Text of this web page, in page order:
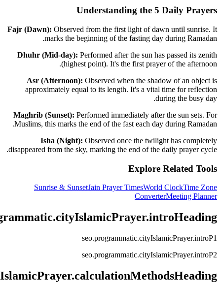
Understanding the 5 Daily Prayers
Fajr (Dawn): Observed from the first light of dawn until sunrise. It
marks the beginning of the fasting day during Ramadan.
Dhuhr (Mid-day): Performed after the sun has passed its zenith
(highest point). It's the first prayer of the afternoon.
Asr (Afternoon): Observed when the shadow of an object is
approximately equal to its length. It's a vital time for reflection
during the busy day.
Maghrib (Sunset): Performed immediately after the sun sets. For
Muslims, this marks the end of the fast each day during Ramadan.
Isha (Night): Observed once the twilight has completely
disappeared from the sky, marking the end of the daily prayer cycle.
Explore Related Tools
Sunrise & SunsetJain Prayer TimesWorld ClockTime Zone
ConverterMeeting Planner
seo.programmatic.cityIslamicPrayer.introP1
seo.programmatic.cityIslamicPrayer.introP2